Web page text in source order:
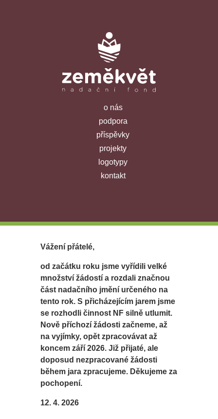
o nás
podpora
příspěvky
projekty
logotypy
kontakt
Vážení přátelé,
od začátku roku jsme vyřídili velké
množství žádostí a rozdali značnou
část nadačního jmění určeného na
tento rok. S přicházejícím jarem jsme
se rozhodli činnost NF silně utlumit.
Nově příchozí žádosti začneme, až
na vyjímky, opět zpracovávat až
koncem září 2026. Již přijaté, ale
doposud nezpracované žádosti
během jara zpracujeme. Děkujeme za
pochopení.
12. 4. 2026